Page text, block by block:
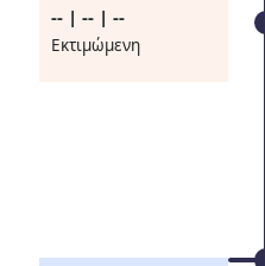
-- | -- | --
Eκτιμώμενη